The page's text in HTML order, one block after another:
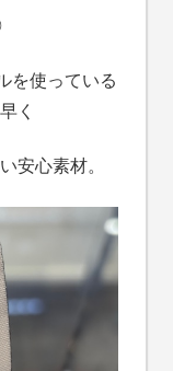
を使っている
く
安心素材。